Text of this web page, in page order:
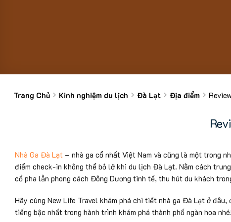
Trang Chủ Kinh nghiệm du lịch Đà Lạt Địa điểm
Nhà Ga Đà Lạt – nhà ga cổ nhất Việt Nam và cũng là một trong
điểm check-in không thể bỏ lỡ khi du lịch Đà Lạt. Nằm cách
cổ pha lẫn phong cách Đông Dương tinh tế, thu hút du khách
Hãy cùng New Life Travel khám phá chi tiết nhà ga Đà Lạt ở
tiếng bậc nhất trong hành trình khám phá thành phố ngàn hoa nhé!